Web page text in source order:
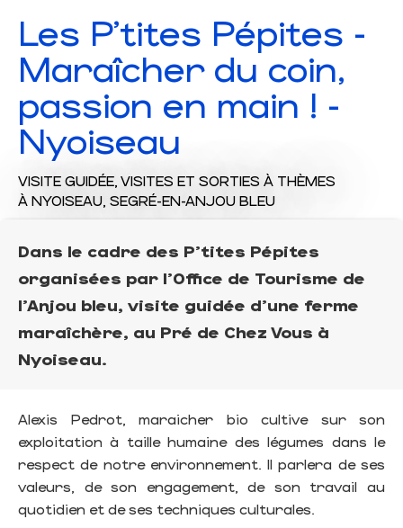
Les P'tites Pépites -
Maraîcher du coin,
passion en main ! -
Nyoiseau
VISITE GUIDÉE, VISITES ET SORTIES À THÈMES
À NYOISEAU, SEGRÉ-EN-ANJOU BLEU
Dans le cadre des P'tites Pépites
organisées par l'Office de Tourisme de
l'Anjou bleu, visite guidée d'une ferme
maraîchère, au Pré de Chez Vous à
Nyoiseau.
Alexis Pedrot, maraicher bio cultive sur son
exploitation à taille humaine des légumes dans le
respect de notre environnement. Il parlera de ses
valeurs, de son engagement, de son travail au
quotidien et de ses techniques culturales.